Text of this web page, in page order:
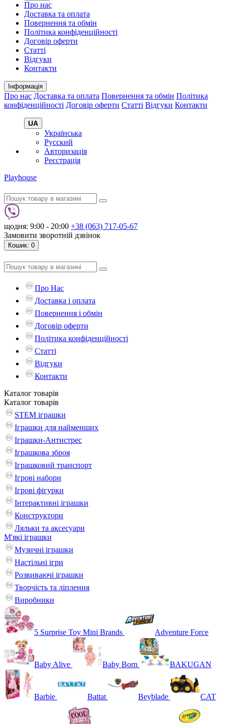
Про нас
Доставка та оплата
Повернення та обмін
Політика конфіденційності
Договір оферти
Статті
Відгуки
Контакти
Інформація
Про нас Доставка та оплата Повернення та обмін Політика
конфіденційності Договір оферти Статті Відгуки Контакти
UA
Українська
Русский
Авторизація
Реєстрація
Playhouse
щодня: 9:00 - 20:00 +38 (063) 717-05-67
Замовити зворотній дзвінок
Кошик: 0
Про Нас
Доставка і оплата
Повернення і обмін
Договір оферти
Політика конфіденційності
Статті
Відгуки
Контакти
Каталог товарів
Каталог товарів
STEM іграшки
Іграшки для найменших
Іграшки-Антистрес
Іграшкова зброя
Іграшковий транспорт
Ігрові набори
Ігрові фігурки
Інтерактивні іграшки
Конструктори
Ляльки та аксесуари
М'які іграшки
Музичні іграшки
Настільні iгри
Розвиваючі іграшки
Творчість та ліплення
Виробники
5 Surprise Toy Mini Brands Adventure Force
Baby Alive Baby Born BAKUGAN
Barbie Battat Beyblade CAT